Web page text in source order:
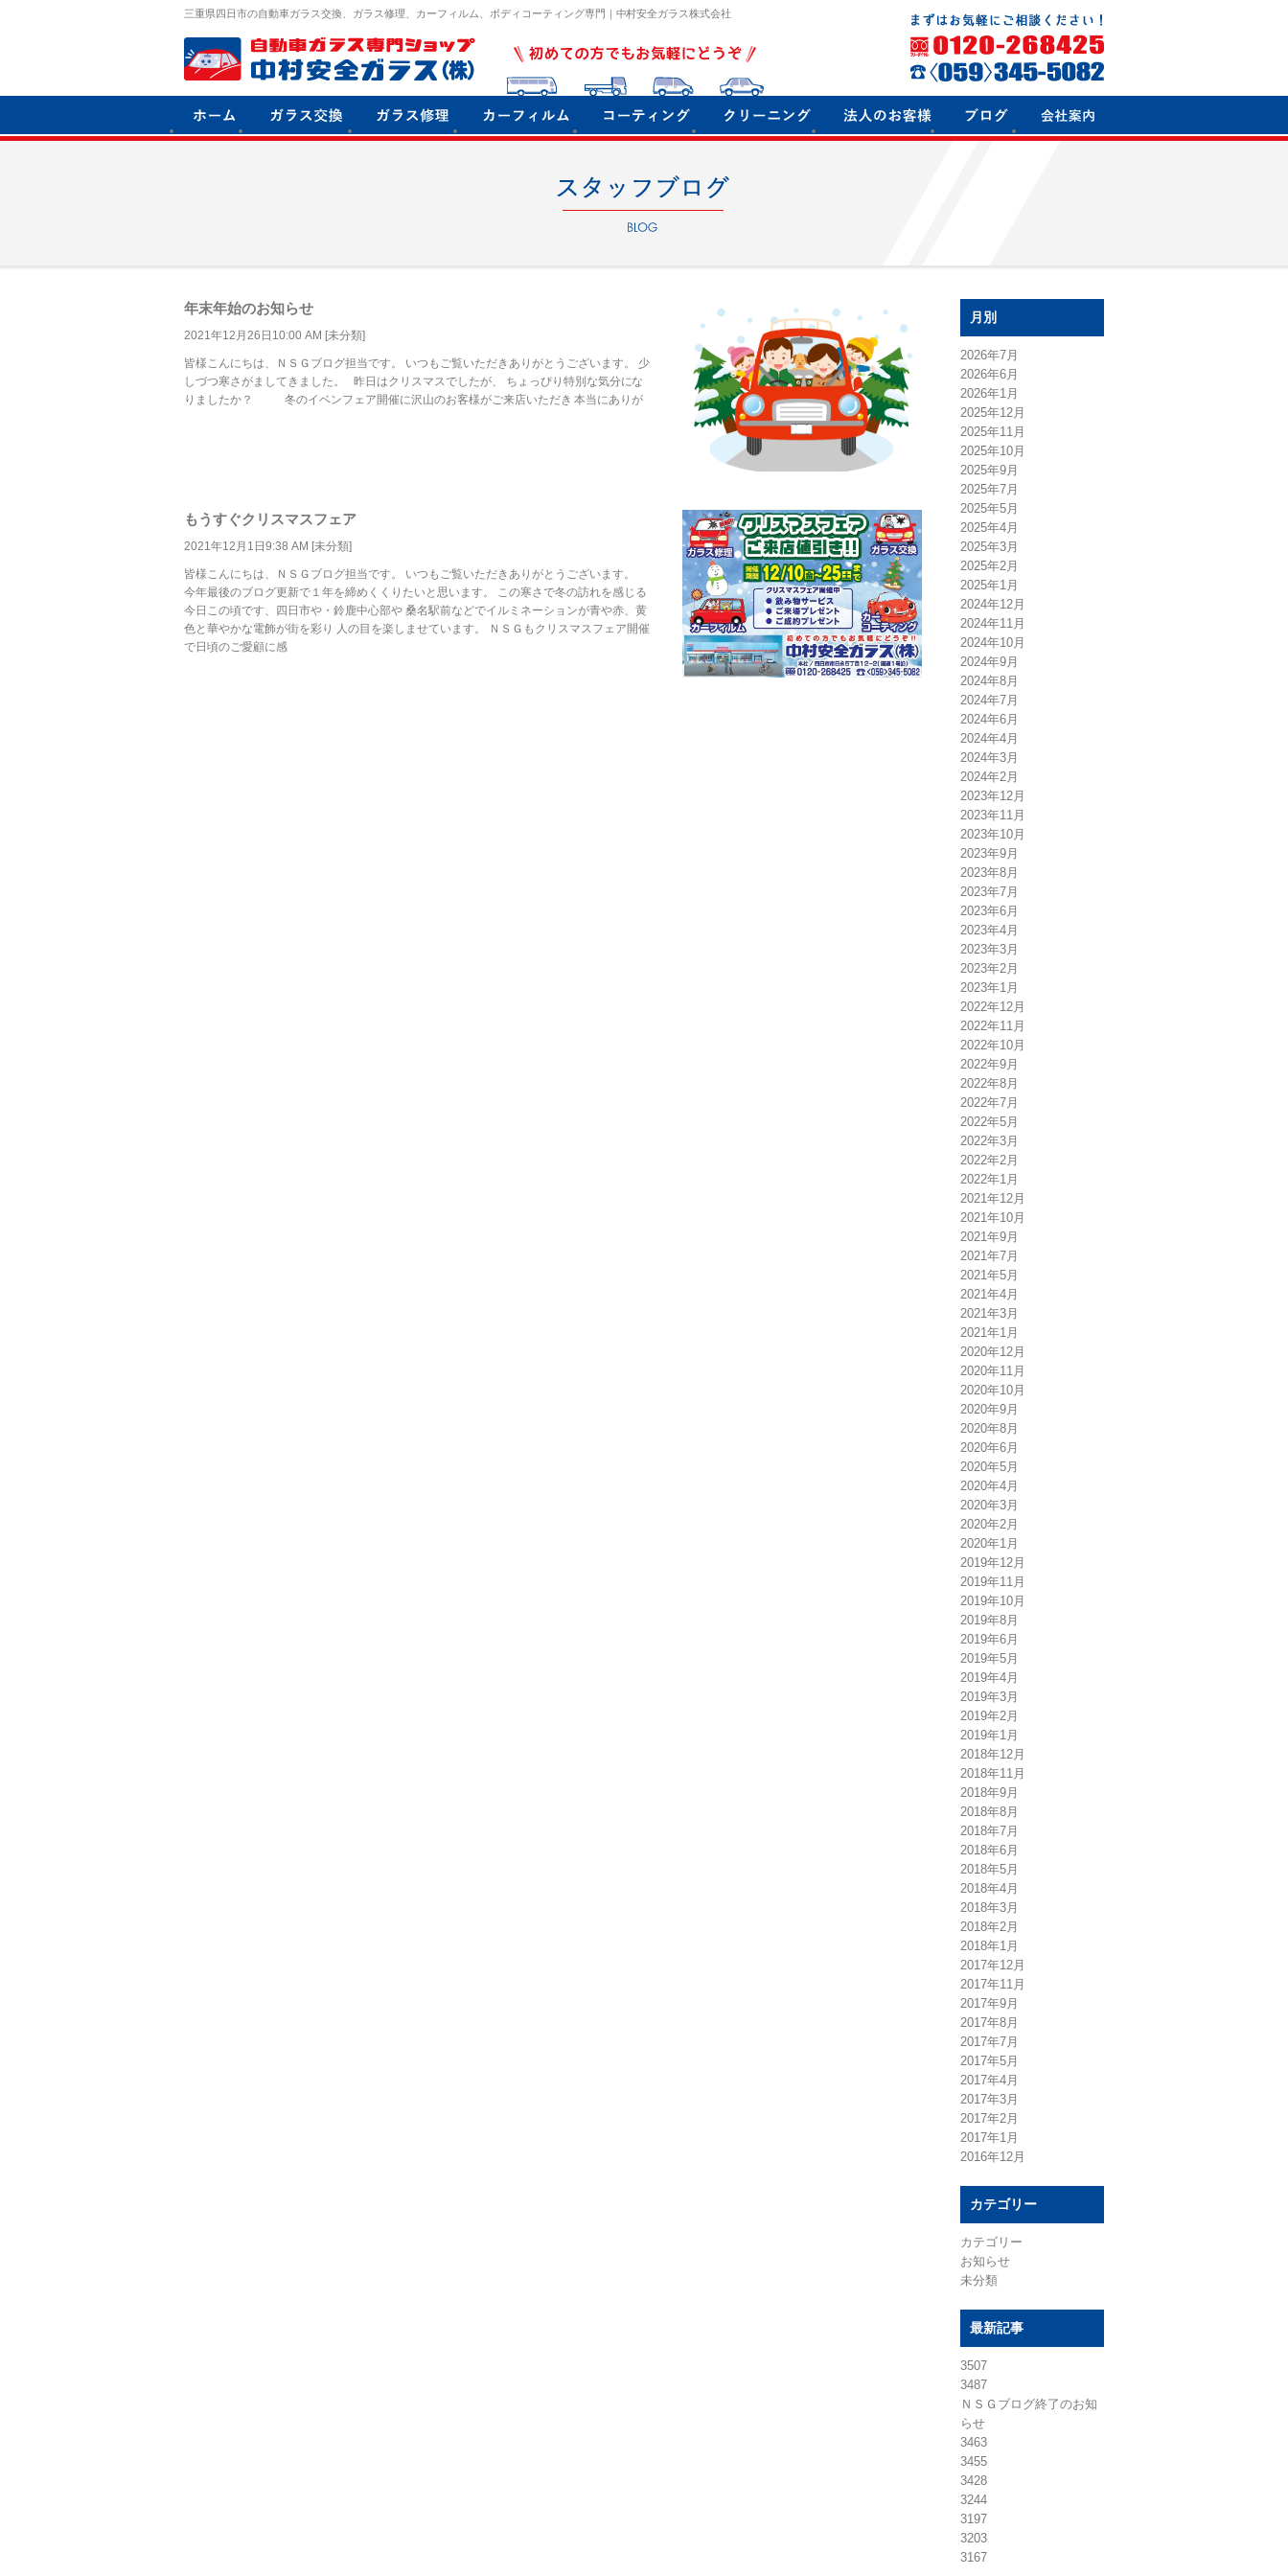
三重県四日市の自動車ガラス交換、ガラス修理、カーフィルム、ボディコーティング専門｜中村安全ガラス株式会社
年末年始のお知らせ
2021年12月26日10:00 AM [未分類]
皆様こんにちは、ＮＳＧブログ担当です。 いつもご覧いただきありがとうございます。 少
しづつ寒さがましてきました。 昨日はクリスマスでしたが、 ちょっぴり特別な気分にな
りましたか？ 冬のイベンフェア開催に沢山のお客様がご来店いただき 本当にありが
もうすぐクリスマスフェア
2021年12月1日9:38 AM [未分類]
皆様こんにちは、ＮＳＧブログ担当です。 いつもご覧いただきありがとうございます。
今年最後のブログ更新で１年を締めくくりたいと思います。 この寒さで冬の訪れを感じる
今日この頃です、四日市や・鈴鹿中心部や 桑名駅前などでイルミネーションが青や赤、黄
色と華やかな電飾が街を彩り 人の目を楽しませています。 ＮＳＧもクリスマスフェア開催
で日頃のご愛顧に感
月別
2026年7月
2026年6月
2026年1月
2025年12月
2025年11月
2025年10月
2025年9月
2025年7月
2025年5月
2025年4月
2025年3月
2025年2月
2025年1月
2024年12月
2024年11月
2024年10月
2024年9月
2024年8月
2024年7月
2024年6月
2024年4月
2024年3月
2024年2月
2023年12月
2023年11月
2023年10月
2023年9月
2023年8月
2023年7月
2023年6月
2023年4月
2023年3月
2023年2月
2023年1月
2022年12月
2022年11月
2022年10月
2022年9月
2022年8月
2022年7月
2022年5月
2022年3月
2022年2月
2022年1月
2021年12月
2021年10月
2021年9月
2021年7月
2021年5月
2021年4月
2021年3月
2021年1月
2020年12月
2020年11月
2020年10月
2020年9月
2020年8月
2020年6月
2020年5月
2020年4月
2020年3月
2020年2月
2020年1月
2019年12月
2019年11月
2019年10月
2019年8月
2019年6月
2019年5月
2019年4月
2019年3月
2019年2月
2019年1月
2018年12月
2018年11月
2018年9月
2018年8月
2018年7月
2018年6月
2018年5月
2018年4月
2018年3月
2018年2月
2018年1月
2017年12月
2017年11月
2017年9月
2017年8月
2017年7月
2017年5月
2017年4月
2017年3月
2017年2月
2017年1月
2016年12月
カテゴリー
カテゴリー
お知らせ
未分類
最新記事
3507
3487
ＮＳＧブログ終了のお知
らせ
3463
3455
3428
3244
3197
3203
3167